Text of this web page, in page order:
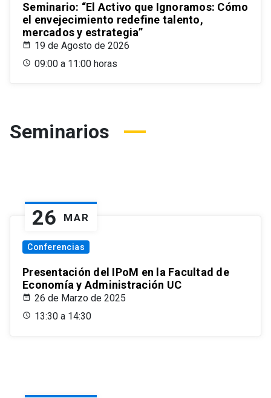
Seminario: “El Activo que Ignoramos: Cómo
el envejecimiento redefine talento,
mercados y estrategia”
19 de Agosto de 2026
09:00 a 11:00 horas
Seminarios
26 MAR
Conferencias
Presentación del IPoM en la Facultad de
Economía y Administración UC
26 de Marzo de 2025
13:30 a 14:30